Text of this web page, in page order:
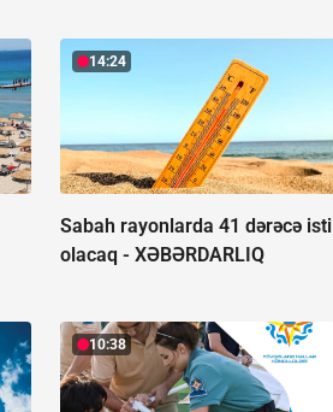
14:24
Sabah rayonlarda 41 dərəcə isti
olacaq -XƏBƏRDARLIQ
10:38